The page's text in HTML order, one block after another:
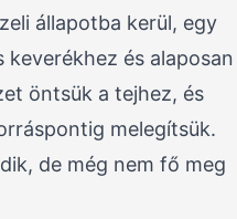
állapotba kerül, egy
és alaposan
öntsük a tejhez, és
melegítsük.
de még nem fő meg